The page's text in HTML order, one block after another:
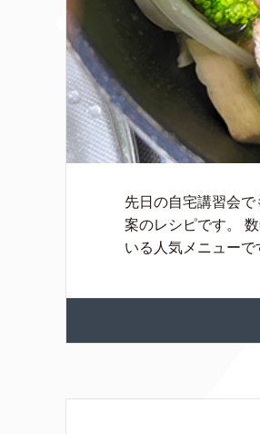
先日の自宅講習会
案のレシピです。
いる人気メニュー